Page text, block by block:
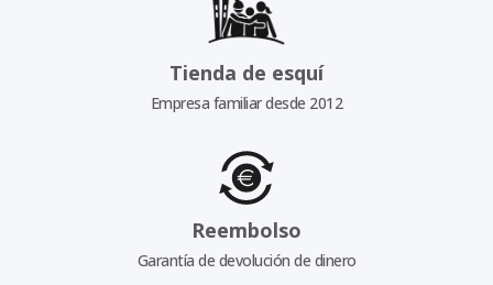
Tienda de esquí
Empresa familiar desde 2012
Reembolso
Garantía de devolución de dinero